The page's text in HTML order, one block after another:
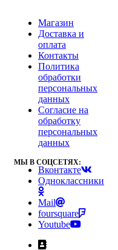
Магазин
Доставка и
оплата
Контакты
Политика
обработки
персональных
данных
Согласие на
обработку
персональных
данных
МЫ В СОЦСЕТЯХ:
Вконтакте
Одноклассники
Mail
foursquare
Youtube